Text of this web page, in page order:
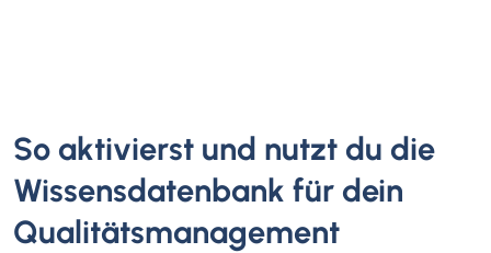
So aktivierst und nutzt du die
Wissensdatenbank für dein
Qualitätsmanagement